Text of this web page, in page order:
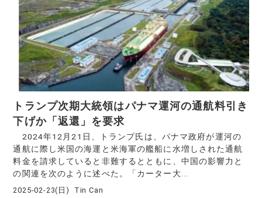
トランプ次期大統領はパナマ運河の通航料引き
下げか「返還」を要求
2024年12月21日、トランプ氏は、パナマ政府が運河の
通航に際し米国の海運と米海軍の艦船に水増しされた通航
料金を請求していると非難するとともに、中国の影響力と
の関連を次のように述べた。「カーター大...
2025-02-23(日) Tin Can